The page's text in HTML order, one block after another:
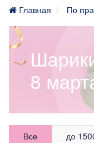
Главная По
8
Все до